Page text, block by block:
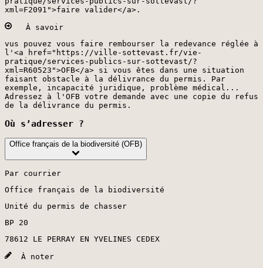
xml=F2091">faire valider</a>.
À savoir
vus pouvez vous faire rembourser la redevance réglée à
l'<a href="https://ville-sottevast.fr/vie-
pratique/services-publics-sur-sottevast/?
xml=R60523">OFB</a> si vous êtes dans une situation
faisant obstacle à la délivrance du permis. Par
exemple, incapacité juridique, problème médical...
Adressez à l'OFB votre demande avec une copie du refus
de la délivrance du permis.
Où s’adresser ?
Office français de la biodiversité (OFB)
Par courrier
Office français de la biodiversité
Unité du permis de chasser
BP 20
78612 LE PERRAY EN YVELINES CEDEX
À noter